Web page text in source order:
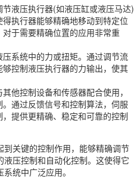
液压执行器(如液压缸或液压马达)
执行器能够精确地移动到特定位
于需要精确位置的应用非常重
系统中的力或扭矩。通过调节流
控制液压执行器的力输出，使其
他控制设备和传感器配合使用，
通过反馈信号和控制算法，伺服
提供更精确、稳定和可靠的控制
到关键的控制作用，能够精确调节
压控制和自动化控制。这使得它
统中广泛应用。